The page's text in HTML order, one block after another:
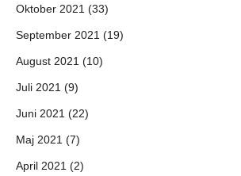
Oktober 2021 (33)
September 2021 (19)
August 2021 (10)
Juli 2021 (9)
Juni 2021 (22)
Maj 2021 (7)
April 2021 (2)